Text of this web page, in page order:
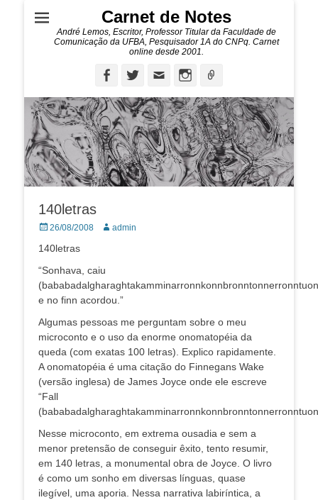
Carnet de Notes
André Lemos, Escritor, Professor Titular da Faculdade de
Comunicação da UFBA, Pesquisador 1A do CNPq. Carnet
online desde 2001.
FacebookTwitterEmail Instagram
140letras
Posted
26/08/2008 Autor:admin
140letras
“Sonhava, caiu
e no finn acordou.”
Algumas pessoas me perguntam sobre o meu
microconto e o uso da enorme onomatopéia da
queda (com exatas 100 letras). Explico rapidamente.
A onomatopéia é uma citação do Finnegans Wake
(versão inglesa) de James Joyce onde ele escreve
“Fall
Nesse microconto, em extrema ousadia e sem a
menor pretensão de conseguir êxito, tento resumir,
em 140 letras, a monumental obra de Joyce. O livro
é como um sonho em diversas línguas, quase
ilegível, uma aporia. Nessa narrativa labiríntica, a